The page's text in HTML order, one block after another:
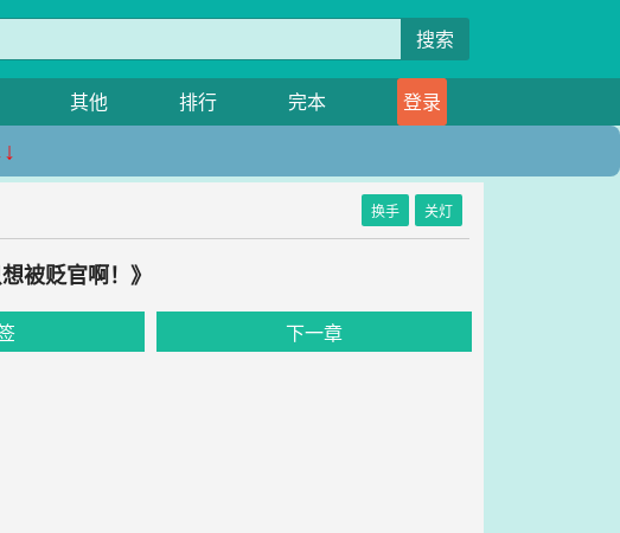
搜索
其他 排行 完本
登录
换手 关灯
被贬官啊！》
下一章